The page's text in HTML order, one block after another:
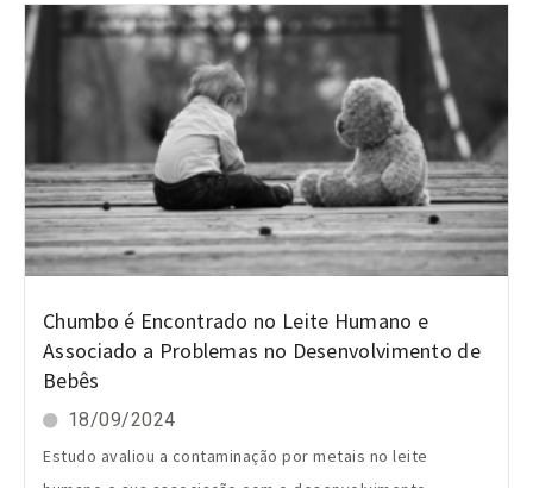
Chumbo é Encontrado no Leite Humano e
Associado a Problemas no Desenvolvimento de
Bebês
18/09/2024
Estudo avaliou a contaminação por metais no leite